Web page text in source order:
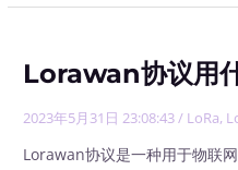
Lorawan协议用
2023年5月31日 23:08:43/ LoRa,
Lorawan协议是一种用于物联